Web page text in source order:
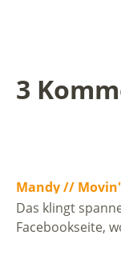
3
Mandy //
Das klingt
Facebookseite,